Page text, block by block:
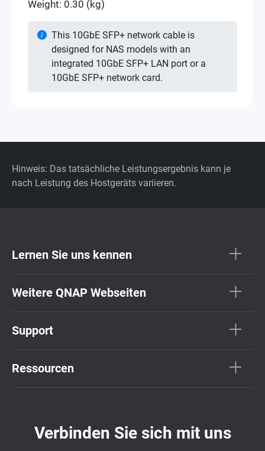
Weight: 0.30 (kg)
This 10GbE SFP+ network cable is
designed for NAS models with an
integrated 10GbE SFP+ LAN port or a
10GbE SFP+ network card.
Hinweis: Das tatsächliche Leistungsergebnis kann je
nach Leistung des Hostgeräts variieren.
Lernen Sie uns kennen
Weitere QNAP Webseiten
Support
Ressourcen
Verbinden Sie sich mit uns